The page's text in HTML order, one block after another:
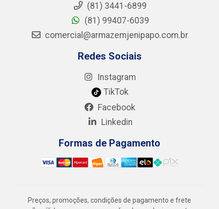
(81) 3441-6899
(81) 99407-6039
comercial@armazemjenipapo.com.br
Redes Sociais
Instagram
TikTok
Facebook
Linkedin
Formas de Pagamento
Preços, promoções, condições de pagamento e frete